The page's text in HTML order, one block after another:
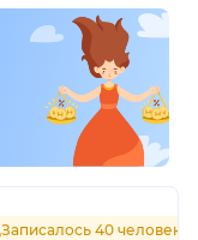
Записалось 40 человек